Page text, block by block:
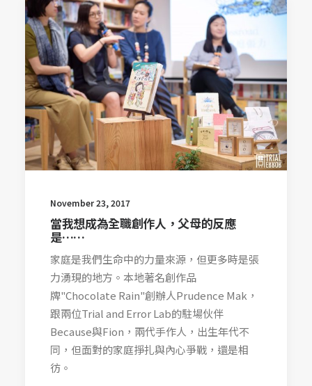
November 23, 2017
當我想成為全職創作人，父母的反應
是……
家庭是我們生命中的力量來源，但更多時是張
力湧現的地方。本地著名創作品
牌"Chocolate Rain"創辦人Prudence Mak，
跟兩位Trial and Error Lab的駐場伙伴
Because與Fion，兩代手作人，出生年代不
同，但面對的家庭掙扎與內心爭戰，還是相
彷。